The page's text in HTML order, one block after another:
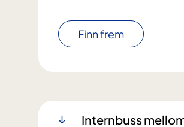
Finn frem
Internbuss